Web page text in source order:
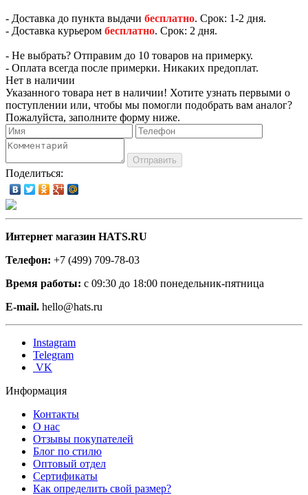
- Доставка до пункта выдачи бесплатно. Срок: 1-2 дня.
- Доставка курьером бесплатно. Срок: 2 дня.
- Не выбрать? Отправим до 10 товаров на примерку.
- Оплата всегда после примерки. Никаких предоплат.
Нет в наличии
Указанного товара нет в наличии! Хотите узнать первыми о
поступлении или, чтобы мы помогли подобрать вам аналог?
Пожалуйста, заполните форму ниже.
Отправить
Поделиться:
Интернет магазин HATS.RU
Телефон: +7 (499) 709-78-03
Время работы: с 09:30 до 18:00 понедельник-пятница
E-mail. hello@hats.ru
Instagram
Telegram
VK
Информация
Контакты
О нас
Отзывы покупателей
Блог по стилю
Оптовый отдел
Сертификаты
Как определить свой размер?